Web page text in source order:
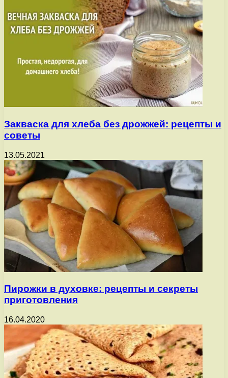
Закваска для хлеба без дрожжей: рецепты и
советы
13.05.2021
Пирожки в духовке: рецепты и секреты
приготовления
16.04.2020